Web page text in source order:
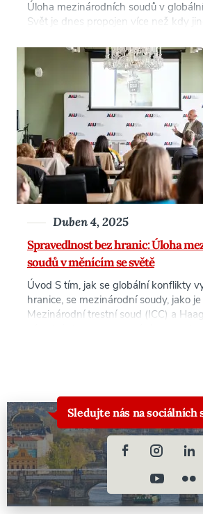
Úloha mezinárodních soudů v
Svět je dnes propojen více než kdy
větší poptávka po mezinárodních
řešení válečných zločinů, porušování
zločinů proti lidskosti. Mezinárodní
významným vývojem, [...]
Spravedlnost bez hranic: Úloha
soudů v měnícím se světě
Duben 4, 2025
Úvod S tím, jak se globální konflikty
hranice, se mezinárodní soudy, jako
Mezinárodní trestní soud (ICC) a
Sledujte nás na sociálních